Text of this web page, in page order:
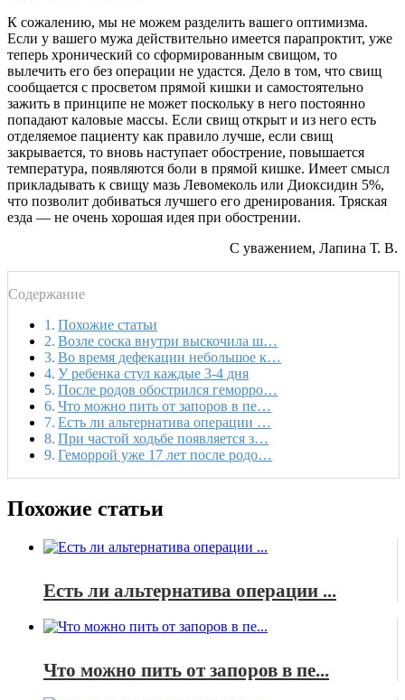
К сожалению, мы не можем разделить вашего оптимизма.
Если у вашего мужа действительно имеется парапроктит, уже
теперь хронический со сформированным свищом, то
вылечить его без операции не удастся. Дело в том, что свищ
сообщается с просветом прямой кишки и самостоятельно
зажить в принципе не может поскольку в него постоянно
попадают каловые массы. Если свищ открыт и из него есть
отделяемое пациенту как правило лучше, если свищ
закрывается, то вновь наступает обострение, повышается
температура, появляются боли в прямой кишке. Имеет смысл
прикладывать к свищу мазь Левомеколь или Диоксидин 5%,
что позволит добиваться лучшего его дренирования. Тряская
езда — не очень хорошая идея при обострении.
С уважением, Лапина Т. В.
Содержание
Похожие статьи
Возле соска внутри выскочила ш…
Во время дефекации небольшое к…
У ребенка стул каждые 3-4 дня
После родов обострился геморро…
Что можно пить от запоров в пе…
Есть ли альтернатива операции …
При частой ходьбе появляется з…
Геморрой уже 17 лет после родо…
Похожие статьи
Есть ли альтернатива операции ...
Что можно пить от запоров в пе...